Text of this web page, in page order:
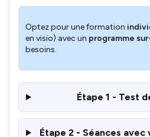
Optez pour une formation
en visio) avec un programme
besoins.
Étape 1 - Test
Étape 2 - Séances